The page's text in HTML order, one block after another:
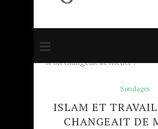
Accueil
si on changeait de métier ?
Sondages
ISLAM ET
CHANGEAIT DE